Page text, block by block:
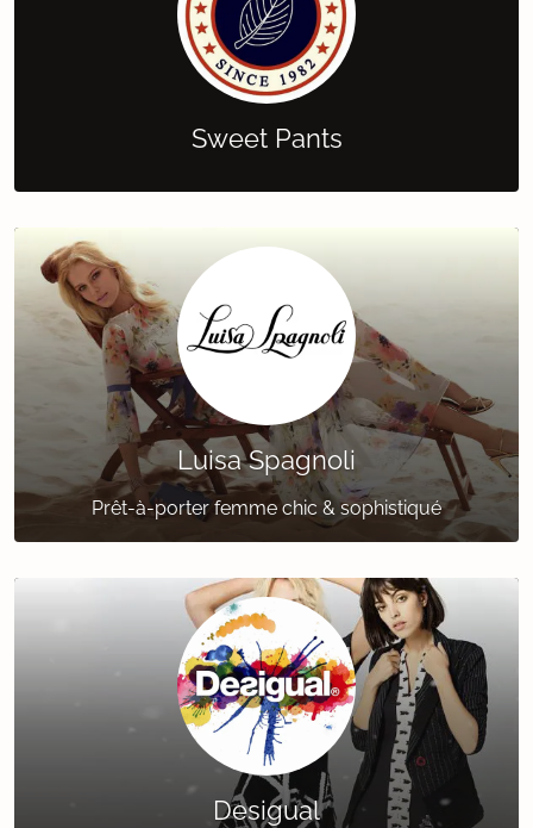
Sweet Pants
Luisa Spagnoli
Prêt-à-porter femme chic & sophistiqué
Desigual